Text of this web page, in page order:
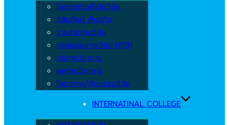
โครงสร้างสำนักวิจัย
วิสัยทัศน์ พันธกิจ
วารสารงานวิจัย
จริยธรรมการวิจัย (IRB)
บริการวิชาการ
ผลงานวิชาการ
โครงการ/กิจกรรมวิจัย
INTERNATINAL COLLEGE